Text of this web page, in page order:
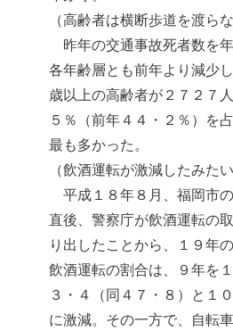
（高齢者は横断歩道を渡ら
昨年の交通事故死者数を年
各年齢層とも前年より減少
歳以上の高齢者が２７２７
５％（前年４４・２％）を
最も多かった。
（飲酒運転が激減したみたい
平成１８年８月、福岡市
直後、警察庁が飲酒運転の
り出したことから、１９年
飲酒運転の割合は、９年を
３・４（同４７・８）と１
に激減。その一方で、自転